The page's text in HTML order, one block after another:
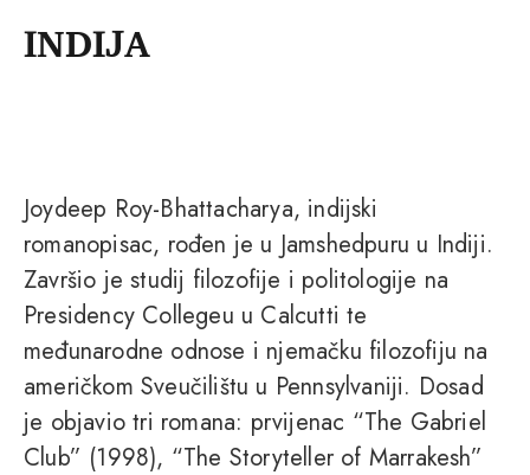
INDIJA
Joydeep Roy-Bhattacharya, indijski
romanopisac, rođen je u Jamshedpuru u Indiji.
Završio je studij filozofije i politologije na
Presidency Collegeu u Calcutti te
međunarodne odnose i njemačku filozofiju na
američkom Sveučilištu u Pennsylvaniji. Dosad
je objavio tri romana: prvijenac “The Gabriel
Club” (1998), “The Storyteller of Marrakesh”